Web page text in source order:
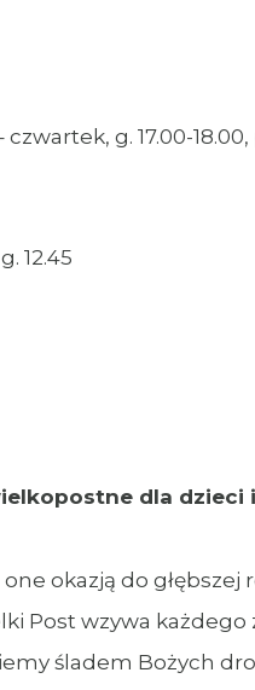
g. 17.00-18.00,
12.45
dla dzieci i
okazją do głębszej
Post wzywa każdego
śladem Bożych